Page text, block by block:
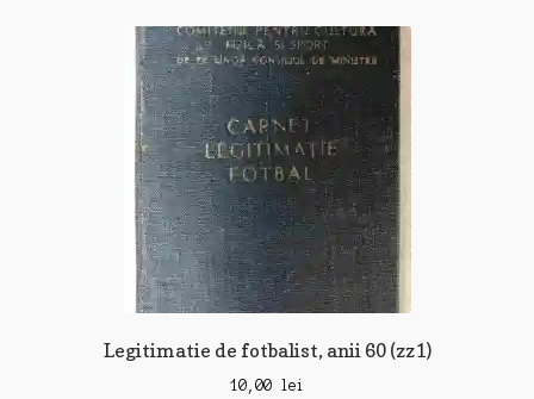
Legitimatie de fotbalist, anii 60 (zz1)
10,00 lei